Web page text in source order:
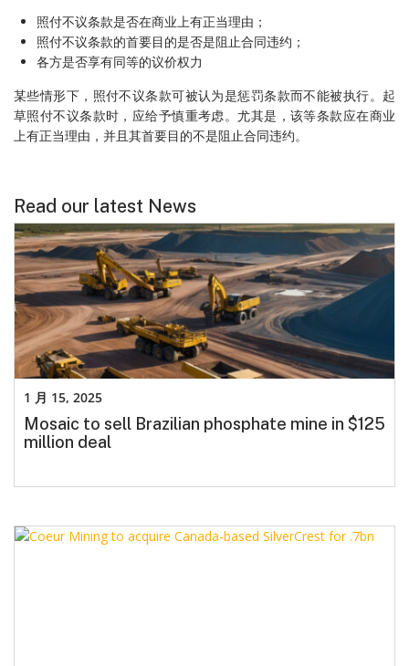
照付不议条款是否在商业上有正当理由；
照付不议条款的首要目的是否是阻止合同违约；
各方是否享有同等的议价权力
某些情形下，照付不议条款可被认为是惩罚条款而不能被执行。起
草照付不议条款时，应给予慎重考虑。尤其是，该等条款应在商业
上有正当理由，并且其首要目的不是阻止合同违约。
Read our latest News
Mosaic to sell Brazilian phosphate mine in $125
million deal
1 月 15, 2025